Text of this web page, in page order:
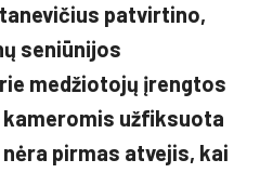
patvirtino,
seniūnijos
medžiotojų įrengtos
užfiksuota
pirmas atvejis, kai